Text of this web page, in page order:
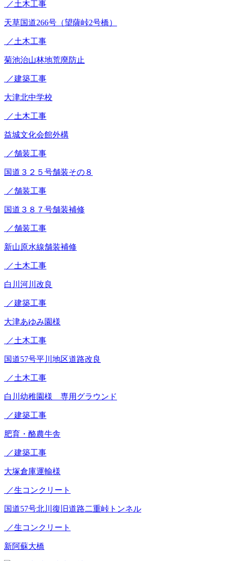
／土木工事
天草国道266号（望薩峠2号橋）
／土木工事
菊池治山林地荒廃防止
／建築工事
大津北中学校
／土木工事
益城文化会館外構
／舗装工事
国道３２５号舗装その８
／舗装工事
国道３８７号舗装補修
／舗装工事
新山原水線舗装補修
／土木工事
白川河川改良
／建築工事
大津あゆみ園様
／土木工事
国道57号平川地区道路改良
／土木工事
白川幼稚園様 専用グラウンド
／建築工事
肥育・酪農牛舎
／建築工事
大塚倉庫運輸様
／生コンクリート
国道57号北川復旧道路二重峠トンネル
／生コンクリート
新阿蘇大橋